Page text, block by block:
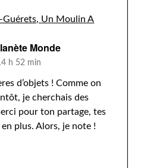
Guérets, Un Moulin A
Monde
h 52 min
d’objets ! Comme on
je cherchais des
pour ton partage, tes
plus. Alors, je note !